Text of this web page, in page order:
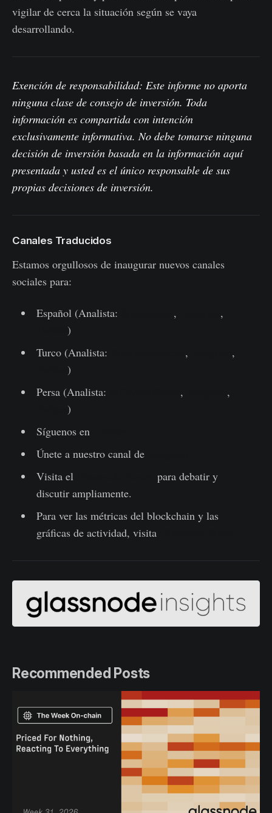
vigilar de cerca la situación según se vaya
desarrollando.
Exención de responsabilidad: Este informe no aporta
ninguna clase de consejo de inversión. Toda
información es compartida con intención
exclusivamente informativa. No debe tomarse ninguna
decisión de inversión basada en la información aquí
presentada y usted es el único responsable de sus
propias decisiones de inversión.
Canales Traducidos
Estamos orgullosos de inaugurar nuevos canales
sociales para:
Español (Analista: ,
,
)
Turco (Analista:
,
,
)
Persa (Analista:
,
,
)
Síguenos en
Únete a nuestro canal de
Visita el
para debatir y
discutir ampliamente.
Para ver las métricas del blockchain y las
gráficas de actividad, visita
Recommended Posts